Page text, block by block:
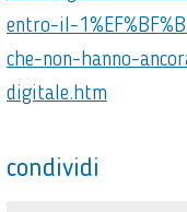
entro-il-
che-non-hanno-
digitale.htm
condividi